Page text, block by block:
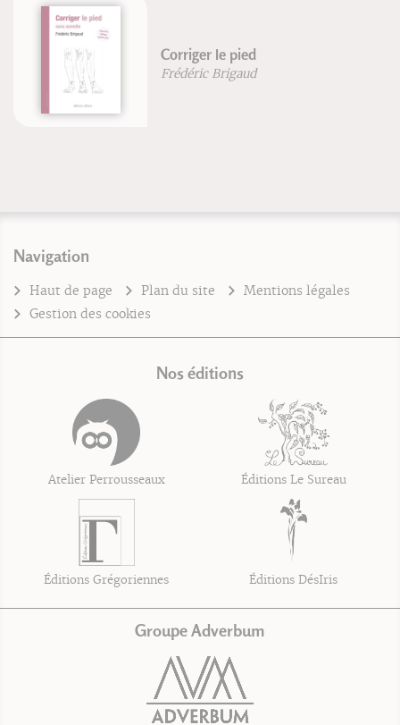
Corriger le pied
Frédéric Brigaud
Navigation
Haut de page Plan du site
Mentions légales
Gestion des cookies
Nos éditions
Atelier Perrousseaux Éditions Le Sureau
Éditions Grégoriennes Éditions DésIris
Groupe Adverbum